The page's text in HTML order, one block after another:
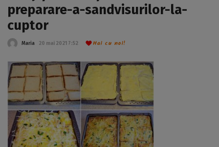
preparare-a-sandvisurilor-la-
cuptor
Maria 20 mai 2021 7:52 Hai cu noi!